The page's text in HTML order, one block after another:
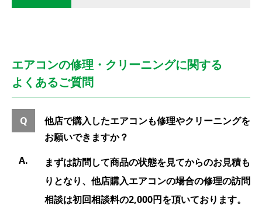
エアコンの修理・クリーニングに関する
よくあるご質問
他店で購入したエアコンも修理やクリーニングを
お願いできますか？
まずは訪問して商品の状態を見てからのお見積も
りとなり、他店購入エアコンの場合の修理の訪問
相談は初回相談料の2,000円を頂いております。